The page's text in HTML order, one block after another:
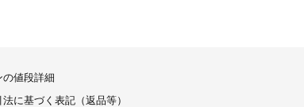
の値段詳細
に基づく表記（返品等）